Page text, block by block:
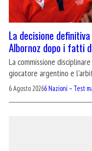
La decisione
Albornoz dopo i fatti
La commissione
giocatore argentino e
6 Agosto 20266 Nazioni – Test